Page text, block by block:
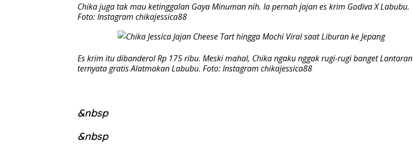
Chika juga tak mau ketinggalan Gaya Minuman nih. Ia pernah jajan es krim Godiva X Labubu.
Foto: Instagram chikajessica88
Es krim itu dibanderol Rp 175 ribu. Meski mahal, Chika ngaku nggak rugi-rugi banget Lantaran
ternyata gratis Alatmakan Labubu. Foto: Instagram chikajessica88
&nbsp
&nbsp